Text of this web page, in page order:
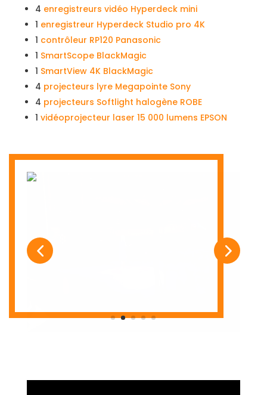
4 enregistreurs vidéo Hyperdeck mini
1 enregistreur Hyperdeck Studio pro 4K
1 contrôleur RP120 Panasonic
1 SmartScope BlackMagic
1 SmartView 4K BlackMagic
4 projecteurs lyre Megapointe Sony
4 projecteurs Softlight halogène ROBE
1 vidéoprojecteur laser 15 000 lumens EPSON